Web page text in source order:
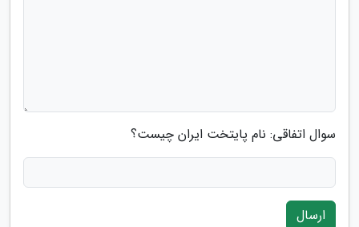
سوال اتفاقی: نام پایتخت ایران چیست؟
ارسال